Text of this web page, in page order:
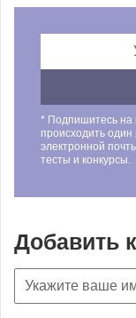
* Подпишитесь на
происходить
электронной
тесты и конкурсы.
Добавить